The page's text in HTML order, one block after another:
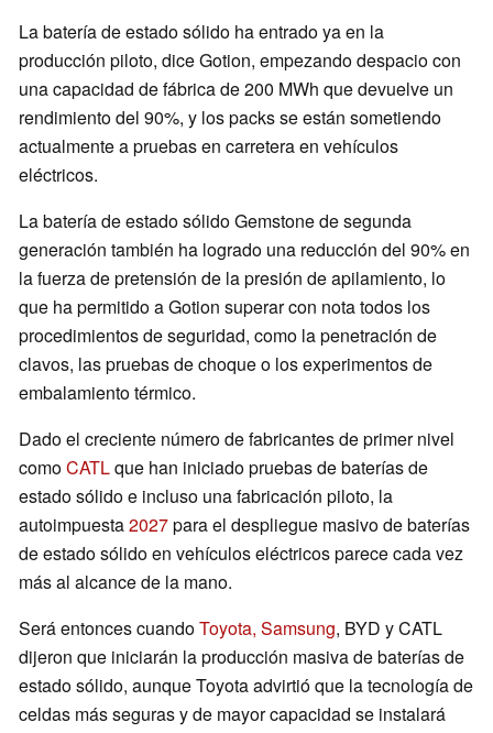
La batería de estado sólido ha entrado ya en la
producción piloto, dice Gotion, empezando despacio con
una capacidad de fábrica de 200 MWh que devuelve un
rendimiento del 90%, y los packs se están sometiendo
actualmente a pruebas en carretera en vehículos
eléctricos.
La batería de estado sólido Gemstone de segunda
generación también ha logrado una reducción del 90% en
la fuerza de pretensión de la presión de apilamiento, lo
que ha permitido a Gotion superar con nota todos los
procedimientos de seguridad, como la penetración de
clavos, las pruebas de choque o los experimentos de
embalamiento térmico.
Dado el creciente número de fabricantes de primer nivel
comoCATLque han iniciado pruebas de baterías de
estado sólido e incluso una fabricación piloto, la
autoimpuesta2027para el despliegue masivo de baterías
de estado sólido en vehículos eléctricos parece cada vez
más al alcance de la mano.
Será entonces cuandoToyota, Samsung, BYD y CATL
dijeron que iniciarán la producción masiva de baterías de
estado sólido, aunque Toyota advirtió que la tecnología de
celdas más seguras y de mayor capacidad se instalará